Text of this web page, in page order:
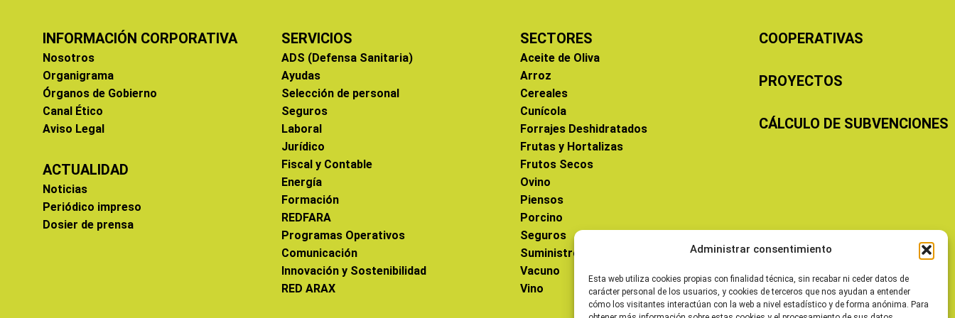
Administrar consentimiento
Esta web utiliza cookies propias con finalidad técnica, sin recabar ni ceder datos de
carácter personal de los usuarios, y cookies de terceros que nos ayudan a entender
cómo los visitantes interactúan con la web a nivel estadístico y de forma anónima. Para
INFORMACIÓN CORPORATIVA
Nosotros
Organigrama
Órganos de Gobierno
Canal Ético
Aviso Legal
ACTUALIDAD
Noticias
Periódico impreso
Dosier de prensa
SERVICIOS
ADS (Defensa Sanitaria)
Ayudas
Selección de personal
Seguros
Laboral
Jurídico
Fiscal y Contable
Energía
Formación
REDFARA
Programas Operativos
Comunicación
Innovación y Sostenibilidad
RED ARAX
SECTORES
Aceite de Oliva
Arroz
Cereales
Cunícola
Forrajes Deshidratados
Frutas y Hortalizas
Frutos Secos
Ovino
Piensos
Porcino
Seguros
Suministros
Vacuno
Vino
COOPERATIVAS
PROYECTOS
CÁLCULO DE SUBVENCIONES